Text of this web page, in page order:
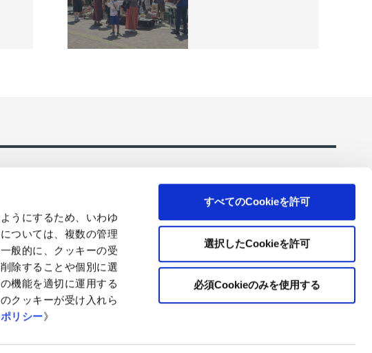
うにするため、いわゆ
ついては、複数の管理
般的に、クッキーの受
除することや個別に選
機能を適切に運用する
クッキーが受け入れら
リシー》
すべてのCookieを許可
選択したCookieを許可
必須Cookieのみを使用する
によるソリューションのご
グを提供
コアレックスの環境にやさしいトイレットペーパ
ー・ティシューを販売
え方 サイトマップ © Japan Pulp & Paper Co., Ltd.